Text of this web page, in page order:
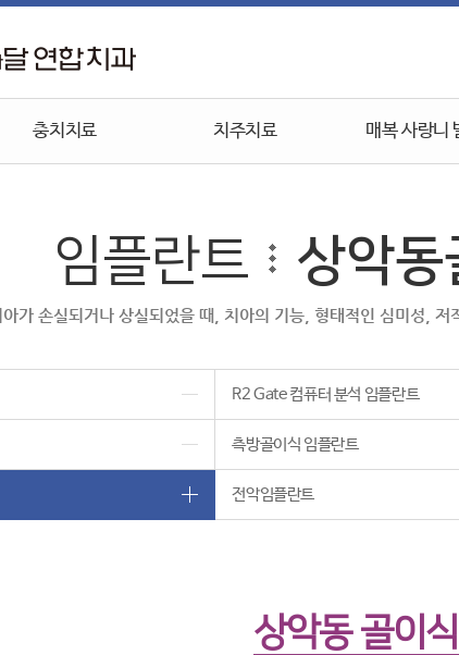
충치치료 치주치료 매복 사랑니
임플란트 상악동
가 손실되거나 상실되었을 때, 치아의 기능, 형태적인 심미성,
R2 Gate 컴퓨터 분석 임플란트
측방골이식 임플란트
전악임플란트
상악동 골이